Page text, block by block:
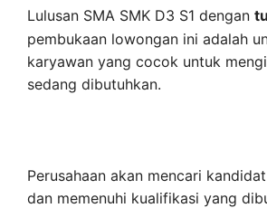
Lulusan SMA SMK D3 S1 dengan
pembukaan lowongan ini adalah
karyawan yang cocok untuk
sedang dibutuhkan.
Perusahaan akan mencari
dan memenuhi kualifikasi yang